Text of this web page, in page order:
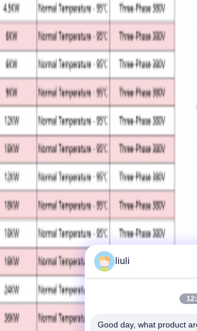
liuli
Good day, what product